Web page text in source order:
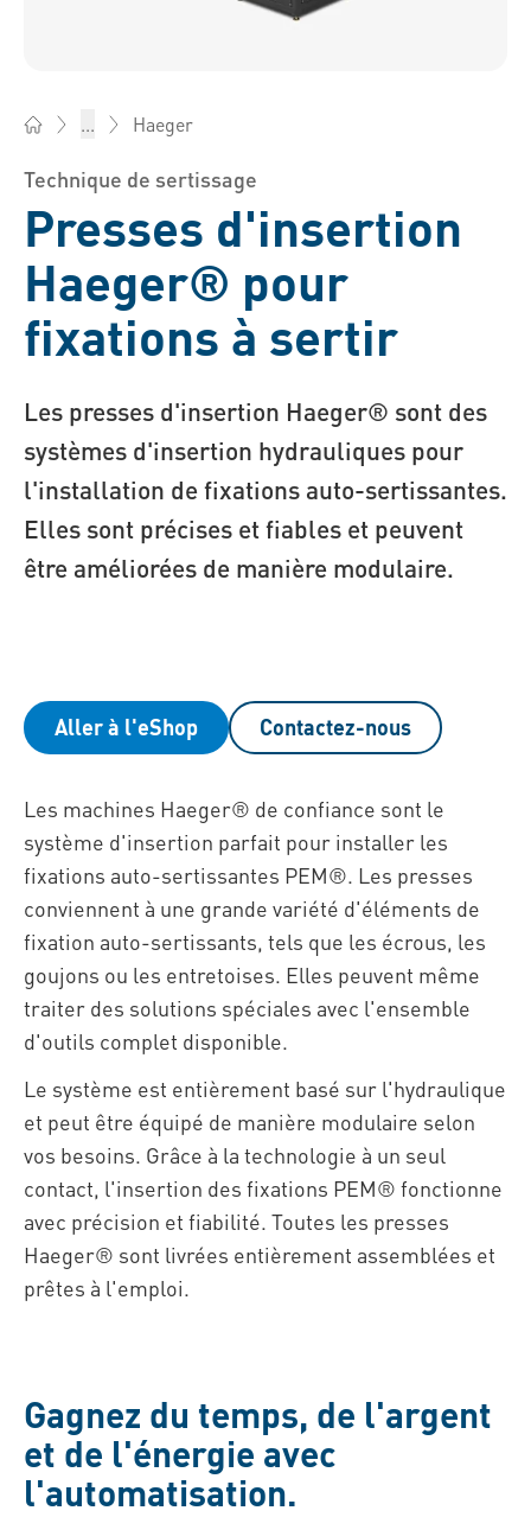
... Haeger
Technique de sertissage
Presses d'insertion
Haeger® pour
fixations à sertir
Les presses d'insertion Haeger® sont des
systèmes d'insertion hydrauliques pour
l'installation de fixations auto-sertissantes.
Elles sont précises et fiables et peuvent
être améliorées de manière modulaire.
Aller à l'eShop Contactez-nous
Les machines Haeger® de confiance sont le
système d'insertion parfait pour installer les
fixations auto-sertissantes PEM®. Les presses
conviennent à une grande variété d'éléments de
fixation auto-sertissants, tels que les écrous, les
goujons ou les entretoises. Elles peuvent même
traiter des solutions spéciales avec l'ensemble
d'outils complet disponible.
Le système est entièrement basé sur l'hydraulique
et peut être équipé de manière modulaire selon
vos besoins. Grâce à la technologie à un seul
contact, l'insertion des fixations PEM® fonctionne
avec précision et fiabilité. Toutes les presses
Haeger® sont livrées entièrement assemblées et
prêtes à l'emploi.
Gagnez du temps, de l'argent
et de l'énergie avec
l'automatisation.